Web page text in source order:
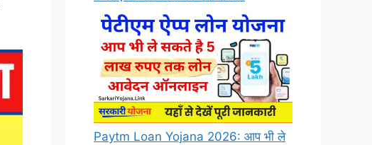
Paytm Loan Yojana 2026: आप भी ले